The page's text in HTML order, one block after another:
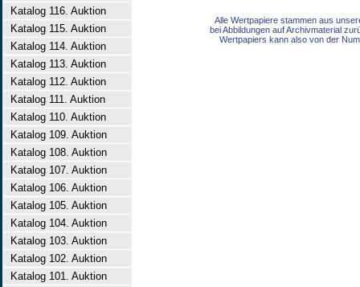
Katalog 116. Auktion
Katalog 115. Auktion
Katalog 114. Auktion
Katalog 113. Auktion
Katalog 112. Auktion
Katalog 111. Auktion
Katalog 110. Auktion
Katalog 109. Auktion
Katalog 108. Auktion
Katalog 107. Auktion
Katalog 106. Auktion
Katalog 105. Auktion
Katalog 104. Auktion
Katalog 103. Auktion
Katalog 102. Auktion
Katalog 101. Auktion
Alle Wertpapiere stammen aus
bei Abbildungen auf Archivmaterial
Wertpapiers kann also von der